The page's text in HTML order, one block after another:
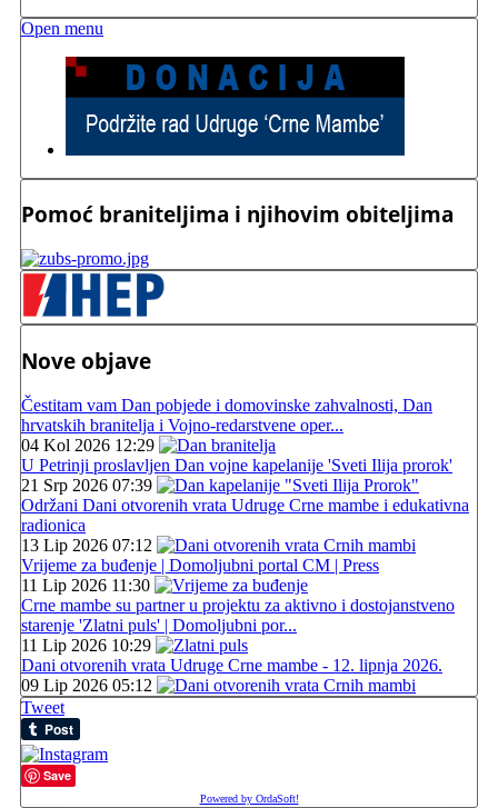
Open menu
Pomoć braniteljima i njihovim obiteljima
Nove objave
Čestitam vam Dan pobjede i domovinske zahvalnosti, Dan
hrvatskih branitelja i Vojno-redarstvene oper...
04 Kol 2026 12:29
U Petrinji proslavljen Dan vojne kapelanije 'Sveti Ilija prorok'
21 Srp 2026 07:39
Održani Dani otvorenih vrata Udruge Crne mambe i edukativna
radionica
13 Lip 2026 07:12
Vrijeme za buđenje | Domoljubni portal CM | Press
11 Lip 2026 11:30
Crne mambe su partner u projektu za aktivno i dostojanstveno
starenje 'Zlatni puls' | Domoljubni por...
11 Lip 2026 10:29
Dani otvorenih vrata Udruge Crne mambe - 12. lipnja 2026.
09 Lip 2026 05:12
Tweet
Save
Powered by OrdaSoft!